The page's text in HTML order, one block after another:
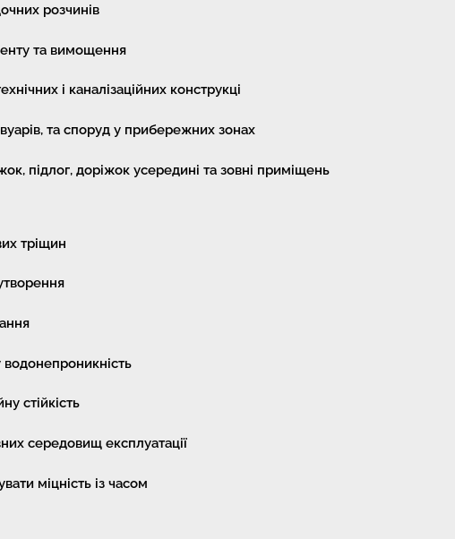
розчинів
та вимощення
і каналізаційних конструкці
та споруд у прибережних зонах
підлог, доріжок усередині та зовні приміщень
тріщин
стійкість
середовищ експлуатації
міцність із часом